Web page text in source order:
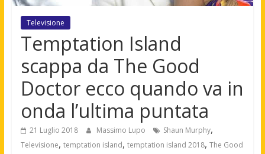
Televisione
Temptation Island
scappa da The Good
Doctor ecco quando va in
onda l’ultima puntata
21 Luglio 2018 Massimo Lupo Shaun Murphy,
Televisione, temptation island, temptation island 2018, The Good